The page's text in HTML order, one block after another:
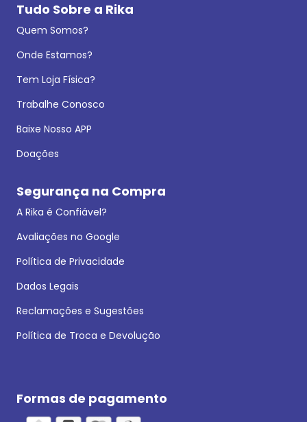
Tudo Sobre a Rika
Quem Somos?
Onde Estamos?
Tem Loja Física?
Trabalhe Conosco
Baixe Nosso APP
Doações
Segurança na Compra
A Rika é Confiável?
Avaliações no Google
Política de Privacidade
Dados Legais
Reclamações e Sugestões
Política de Troca e Devolução
Formas de pagamento